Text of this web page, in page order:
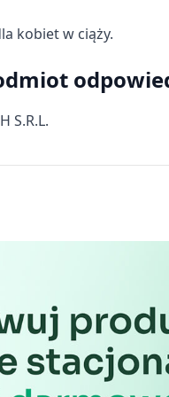
kobiet w ciąży.
S.R.L.